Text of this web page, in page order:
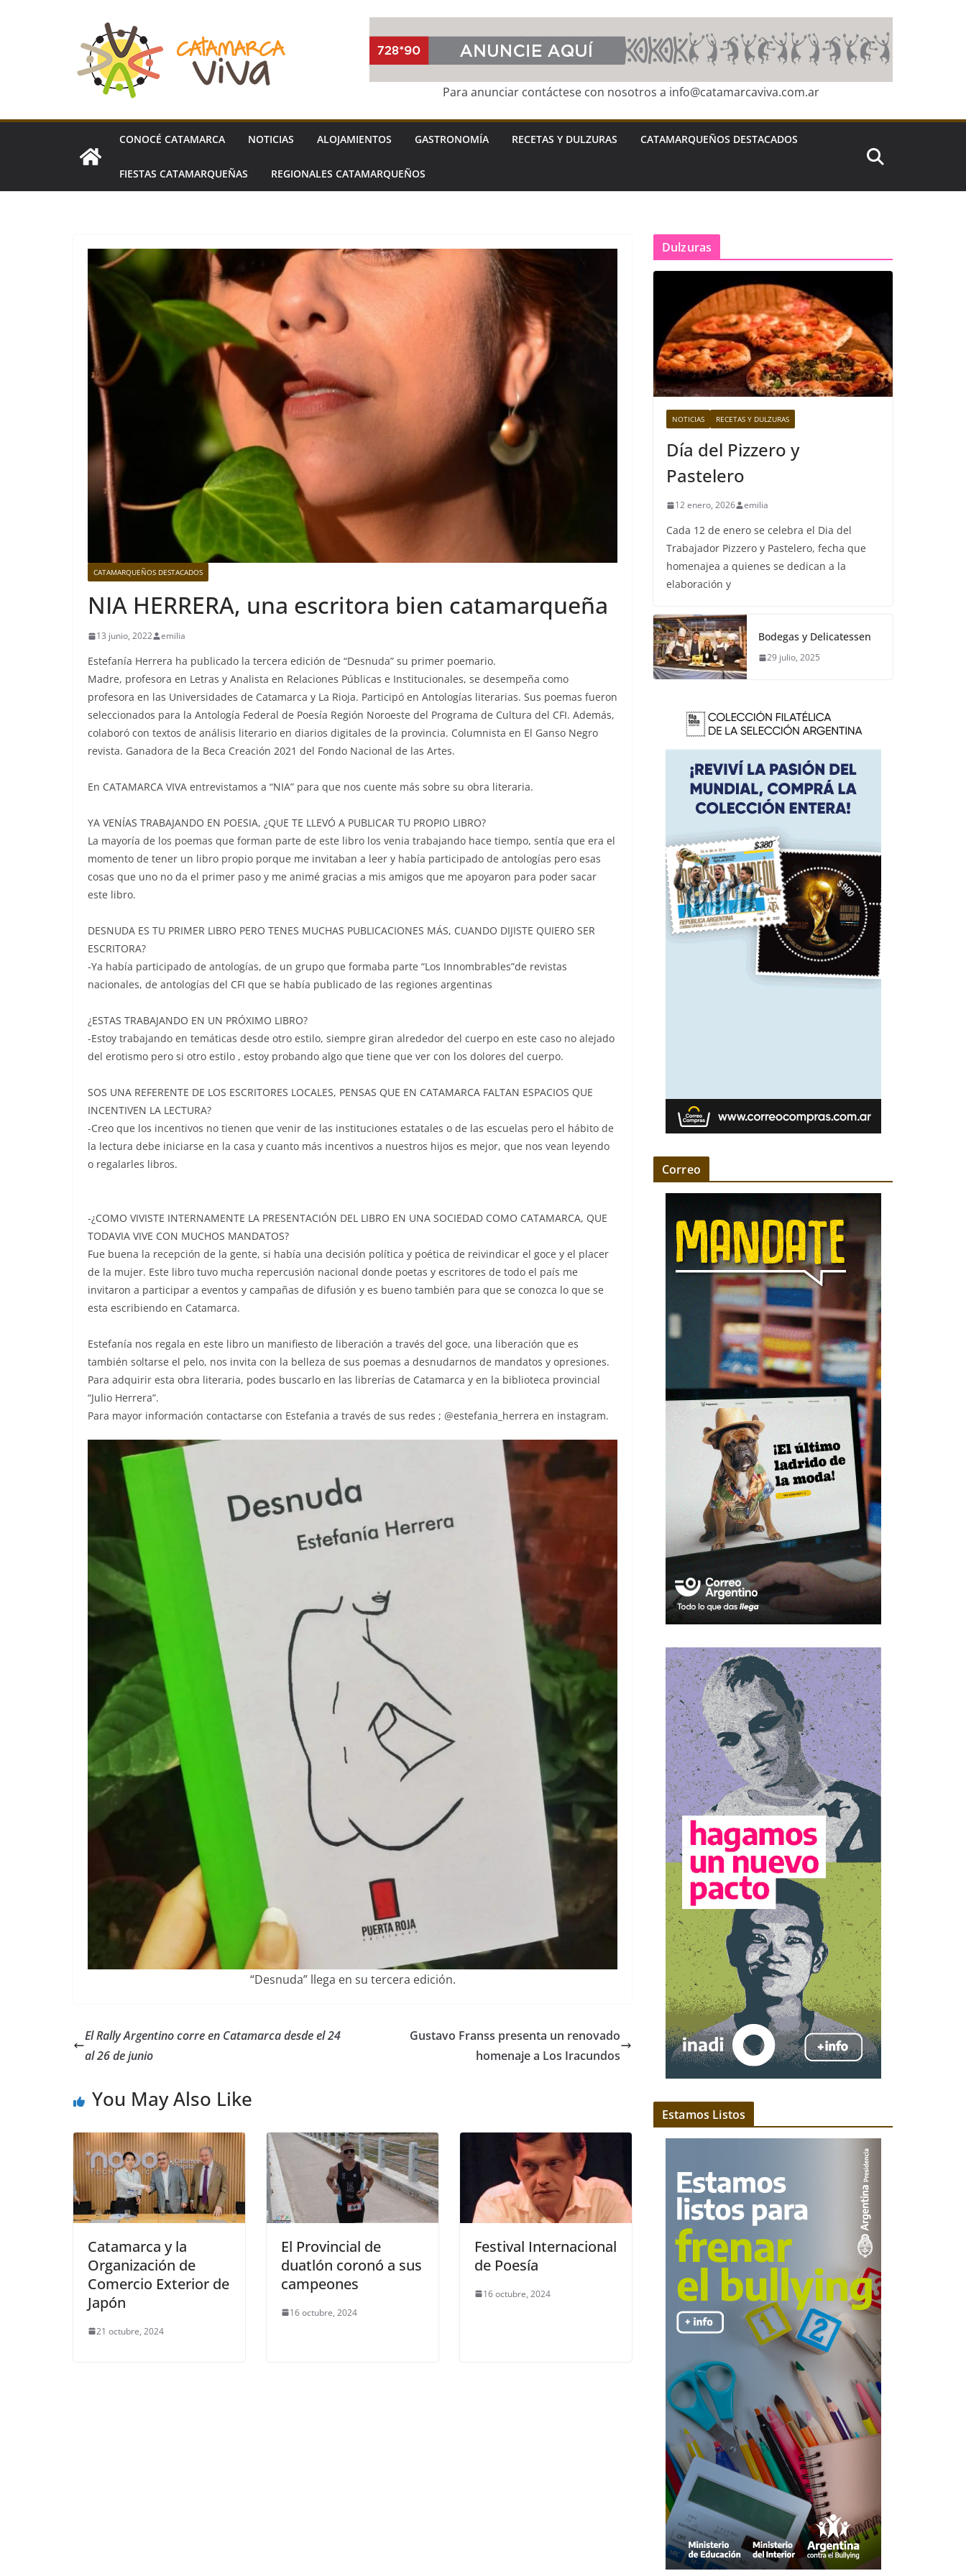
Para anunciar contáctese con nosotros a info@catamarcaviva.com.ar
CONOCÉ CATAMARCA NOTICIAS ALOJAMIENTOS GASTRONOMÍA RECETAS Y DULZURAS CATAMARQUEÑOS DESTACADOS
FIESTAS CATAMARQUEÑAS REGIONALES CATAMARQUEÑOS
CATAMARQUEÑOS DESTACADOS
NIA HERRERA, una escritora bien catamarqueña
13 junio, 2022 emilia
Estefanía Herrera ha publicado la tercera edición de “Desnuda” su primer poemario.
Madre, profesora en Letras y Analista en Relaciones Públicas e Institucionales, se desempeña como
profesora en las Universidades de Catamarca y La Rioja. Participó en Antologías literarias. Sus poemas fueron
seleccionados para la Antología Federal de Poesía Región Noroeste del Programa de Cultura del CFI. Además,
colaboró con textos de análisis literario en diarios digitales de la provincia. Columnista en El Ganso Negro
revista. Ganadora de la Beca Creación 2021 del Fondo Nacional de las Artes.
En CATAMARCA VIVA entrevistamos a “NIA” para que nos cuente más sobre su obra literaria.
YA VENÍAS TRABAJANDO EN POESIA, ¿QUE TE LLEVÓ A PUBLICAR TU PROPIO LIBRO?
La mayoría de los poemas que forman parte de este libro los venia trabajando hace tiempo, sentía que era el
momento de tener un libro propio porque me invitaban a leer y había participado de antologías pero esas
cosas que uno no da el primer paso y me animé gracias a mis amigos que me apoyaron para poder sacar
este libro.
DESNUDA ES TU PRIMER LIBRO PERO TENES MUCHAS PUBLICACIONES MÁS, CUANDO DIJISTE QUIERO SER
ESCRITORA?
-Ya había participado de antologías, de un grupo que formaba parte “Los Innombrables”de revistas
nacionales, de antologías del CFI que se había publicado de las regiones argentinas
¿ESTAS TRABAJANDO EN UN PRÓXIMO LIBRO?
-Estoy trabajando en temáticas desde otro estilo, siempre giran alrededor del cuerpo en este caso no alejado
del erotismo pero si otro estilo , estoy probando algo que tiene que ver con los dolores del cuerpo.
SOS UNA REFERENTE DE LOS ESCRITORES LOCALES, PENSAS QUE EN CATAMARCA FALTAN ESPACIOS QUE
INCENTIVEN LA LECTURA?
-Creo que los incentivos no tienen que venir de las instituciones estatales o de las escuelas pero el hábito de
la lectura debe iniciarse en la casa y cuanto más incentivos a nuestros hijos es mejor, que nos vean leyendo
o regalarles libros.
-¿COMO VIVISTE INTERNAMENTE LA PRESENTACIÓN DEL LIBRO EN UNA SOCIEDAD COMO CATAMARCA, QUE
TODAVIA VIVE CON MUCHOS MANDATOS?
Fue buena la recepción de la gente, si había una decisión política y poética de reivindicar el goce y el placer
de la mujer. Este libro tuvo mucha repercusión nacional donde poetas y escritores de todo el país me
invitaron a participar a eventos y campañas de difusión y es bueno también para que se conozca lo que se
esta escribiendo en Catamarca.
Estefanía nos regala en este libro un manifiesto de liberación a través del goce, una liberación que es
también soltarse el pelo, nos invita con la belleza de sus poemas a desnudarnos de mandatos y opresiones.
Para adquirir esta obra literaria, podes buscarlo en las librerías de Catamarca y en la biblioteca provincial
“Julio Herrera”.
Para mayor información contactarse con Estefania a través de sus redes ; @estefania_herrera en instagram.
“Desnuda” llega en su tercera edición.
El Rally Argentino corre en Catamarca desde el 24
al 26 de junio
Gustavo Franss presenta un renovado
homenaje a Los Iracundos
You May Also Like
Catamarca y la
Organización de
Comercio Exterior de
Japón
21 octubre, 2024
El Provincial de
duatlón coronó a sus
campeones
16 octubre, 2024
Festival Internacional
de Poesía
16 octubre, 2024
Dulzuras
NOTICIAS RECETAS Y DULZURAS
Día del Pizzero y
Pastelero
12 enero, 2026 emilia
Cada 12 de enero se celebra el Dia del
Trabajador Pizzero y Pastelero, fecha que
homenajea a quienes se dedican a la
elaboración y
Bodegas y Delicatessen
29 julio, 2025
Correo
Estamos Listos